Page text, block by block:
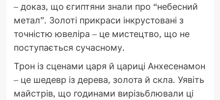
– доказ, що єгиптяни знали про “небесний
метал”. Золоті прикраси інкрустовані з
точністю ювеліра – це мистецтво, що не
поступається сучасному.
Трон із сценами царя й цариці Анхесенамон
– це шедевр із дерева, золота й скла. Уявіть
майстрів, що годинами вирізьблювали ці